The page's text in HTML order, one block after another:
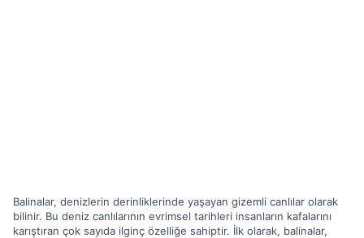
Balinalar, denizlerin derinliklerinde yaşayan gizemli canlılar olarak
bilinir. Bu deniz canlılarının evrimsel tarihleri insanların kafalarını
karıştıran çok sayıda ilginç özelliğe sahiptir. İlk olarak, balinalar,